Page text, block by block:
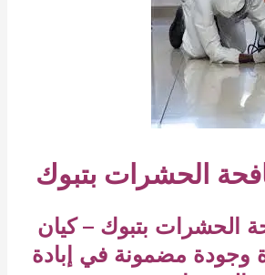
الحشرات بتبوك
الحشرات بتبوك – كيان
وجودة مضمونة في إبادة